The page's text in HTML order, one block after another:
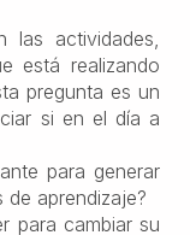
las actividades,
está realizando
pregunta es un
si en el día a
para generar
aprendizaje?
para cambiar su